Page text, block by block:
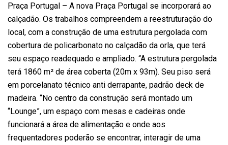
Praça Portugal – A nova Praça Portugal se incorporará ao
calçadão. Os trabalhos compreendem a reestruturação do
local, com a construção de uma estrutura pergolada com
cobertura de policarbonato no calçadão da orla, que terá
seu espaço readequado e ampliado. “A estrutura pergolada
terá 1860 m² de área coberta (20m x 93m). Seu piso será
em porcelanato técnico anti derrapante, padrão deck de
madeira. “No centro da construção será montado um
“Lounge”, um espaço com mesas e cadeiras onde
funcionará a área de alimentação e onde aos
frequentadores poderão se encontrar, interagir de uma